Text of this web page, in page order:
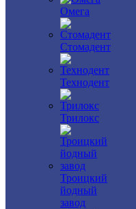
Омега
Стомадент
Технодент
Трилокс
Троицкий
йодный
завод